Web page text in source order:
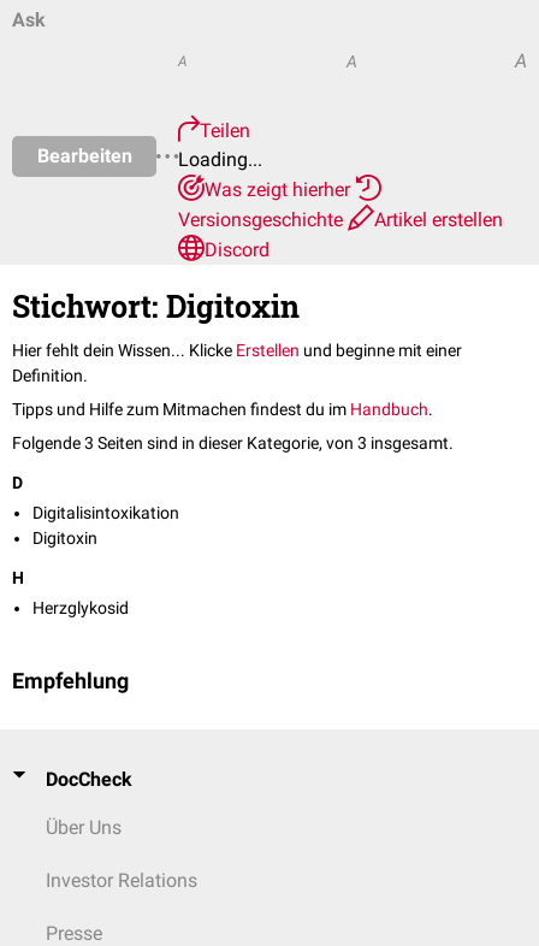
Ask
Bearbeiten
A A A
Teilen
Loading...
Was zeigt hierher
Versionsgeschichte
Artikel erstellen
Discord
Stichwort: Digitoxin
Hier fehlt dein Wissen... Klicke Erstellen und beginne mit einer
Definition.
Tipps und Hilfe zum Mitmachen findest du im Handbuch.
Folgende 3 Seiten sind in dieser Kategorie, von 3 insgesamt.
D
Digitalisintoxikation
Digitoxin
H
Herzglykosid
Empfehlung
DocCheck
Über Uns
Investor Relations
Presse